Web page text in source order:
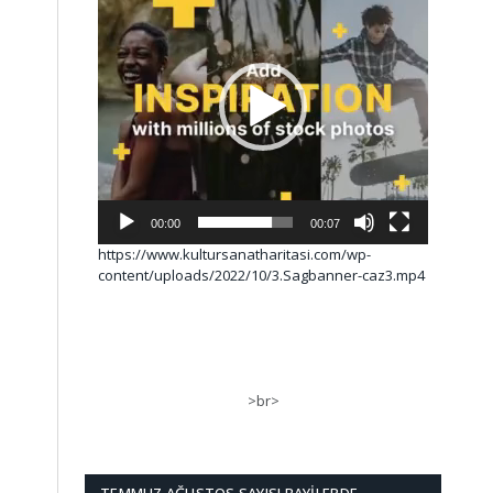
00:00 00:07
https://www.kultursanatharitasi.com/wp-
content/uploads/2022/10/3.Sagbanner-caz3.mp4
>br>